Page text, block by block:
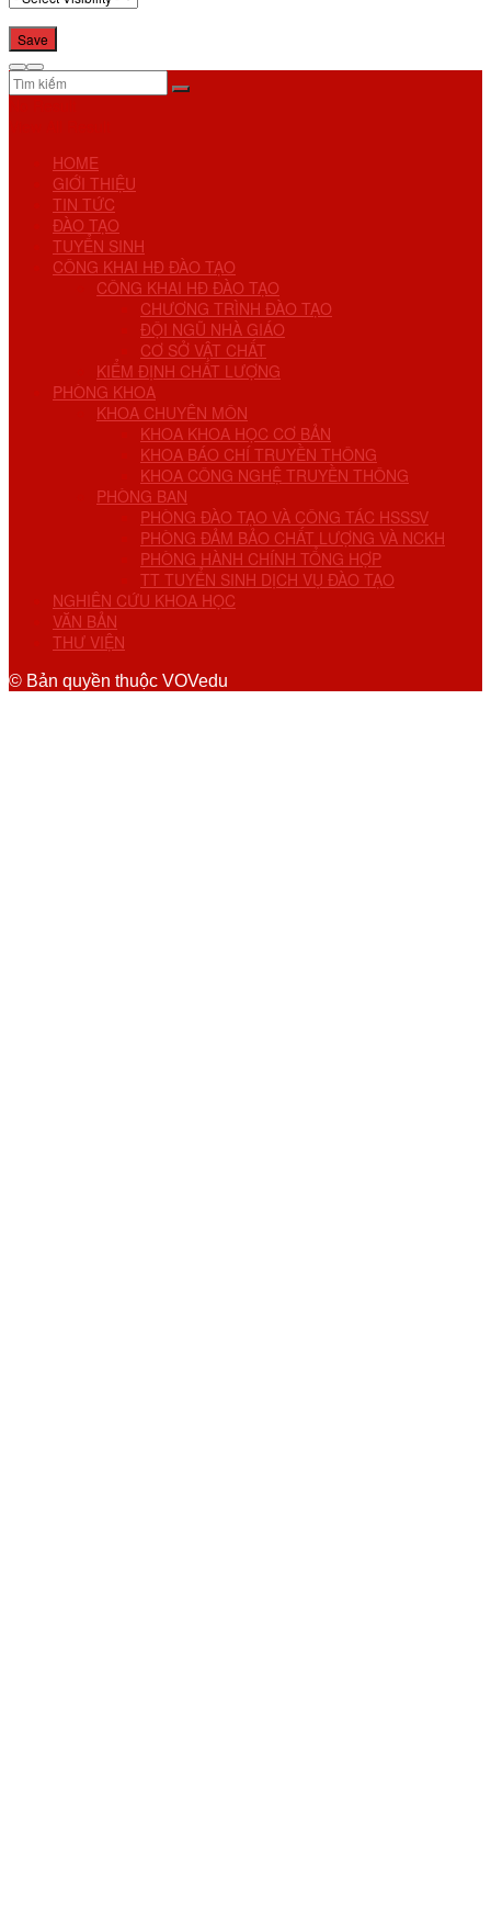
HOME
GIỚI THIỆU
TIN TỨC
ĐÀO TẠO
TUYỂN SINH
CÔNG KHAI HĐ ĐÀO TẠO
CÔNG KHAI HĐ ĐÀO TẠO
CHƯƠNG TRÌNH ĐÀO TẠO
ĐỘI NGŨ NHÀ GIÁO
CƠ SỞ VẬT CHẤT
KIỂM ĐỊNH CHẤT LƯỢNG
PHÒNG KHOA
KHOA CHUYÊN MÔN
KHOA KHOA HỌC CƠ BẢN
KHOA BÁO CHÍ TRUYỀN THÔNG
KHOA CÔNG NGHỆ TRUYỀN THÔNG
PHÒNG BAN
PHÒNG ĐÀO TẠO VÀ CÔNG TÁC HSSSV
PHÒNG ĐẢM BẢO CHẤT LƯỢNG VÀ NCKH
PHÒNG HÀNH CHÍNH TỔNG HỢP
TT TUYỂN SINH DỊCH VỤ ĐÀO TẠO
NGHIÊN CỨU KHOA HỌC
VĂN BẢN
THƯ VIỆN
© Bản quyền thuộc VOVedu